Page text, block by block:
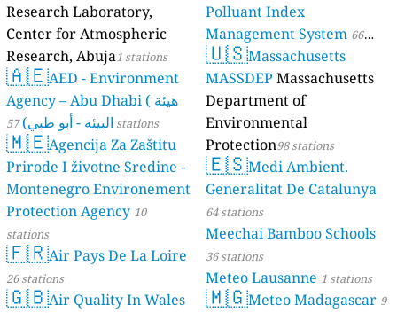
Research Laboratory,
Center for Atmospheric
Research, Abuja1 stations
🇦🇪AED - Environment
Agency – Abu Dhabi ( هيئة
البيئة - أبو ظبي) 57 stations
🇲🇪Agencija Za Zaštitu
Prirode I životne Sredine -
Montenegro Environement
Protection Agency 10
stations
🇫🇷Air Pays De La Loire
26 stations
🇬🇧Air Quality In Wales
Polluant Index
Management System 66
stations
🇺🇸Massachusetts
MASSDEP Massachusetts
Department of
Environmental
Protection98 stations
🇪🇸Medi Ambient.
Generalitat De Catalunya
64 stations
Meechai Bamboo Schools
36 stations
Meteo Lausanne 1 stations
🇲🇬Meteo Madagascar 9